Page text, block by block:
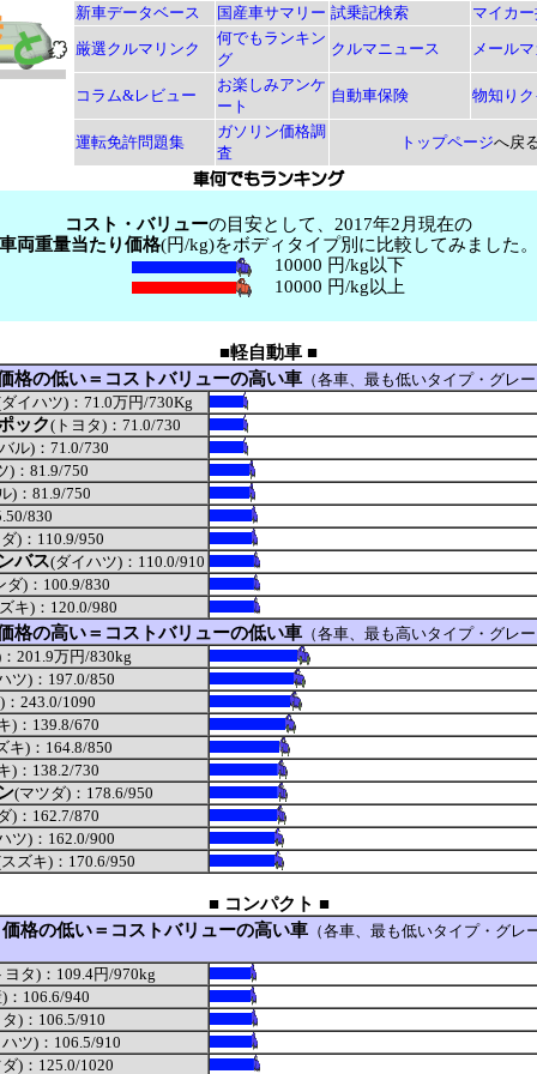
新車データベース 国産車サマリー 試乗記検索
マイカ
厳選クルマリンク
何でもランキン
グ
クルマニュース メール
コラム&レビュー
お楽しみアンケ
ート
自動車保険 物知り
運転免許問題集
ガソリン価格調
査
トップページへ戻
コスト・バリューの目安として、2017年2月現在の
車両重量当たり価格(円/kg)をボディタイプ別に比較してみました。
10000 円/kg以下
10000 円/kg以上
■軽自動車 ■
格の低い＝コストバリューの高い車 （各車、最も低いタイプ・グレ
イハツ)：71.0万円/730Kg
ック(トヨタ)：71.0/730
ル)：71.0/730
)：81.9/750
)：81.9/750
830
)：110.9/950
バス(ダイハツ)：110.0/910
ダ)：100.9/830
キ)：120.0/980
格の高い＝コストバリューの低い車 （各車、最も高いタイプ・グレ
201.9万円/830kg
ツ)：197.0/850
：243.0/1090
)：139.8/670
キ)：164.8/850
)：138.2/730
(マツダ)：178.6/950
)：162.7/870
ツ)：162.0/900
ズキ)：170.6/950
■ コンパクト ■
格の低い＝コストバリューの高い車 （各車、最も低いタイプ・グレ
ヨタ)：109.4円/970kg
：106.6/940
)：106.5/910
ツ)：106.5/910
)：125.0/1020